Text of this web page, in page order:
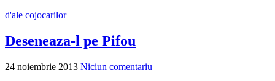
d'ale cojocarilor
Deseneaza-l pe Pifou
24 noiembrie 2013 Niciun comentariu